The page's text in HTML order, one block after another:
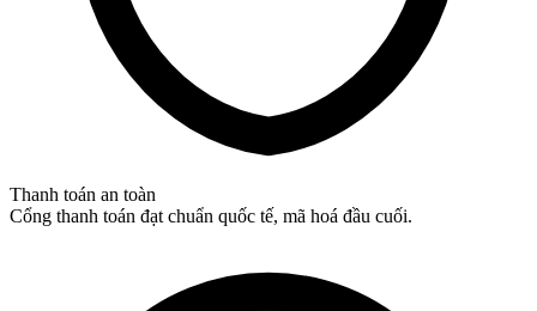
Thanh toán an toàn
Cổng thanh toán đạt chuẩn quốc tế, mã hoá đầu cuối.